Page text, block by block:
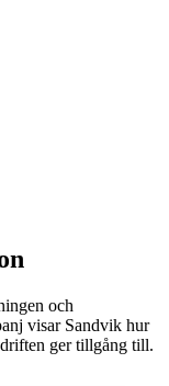
och
visar Sandvik hur
ger tillgång till.